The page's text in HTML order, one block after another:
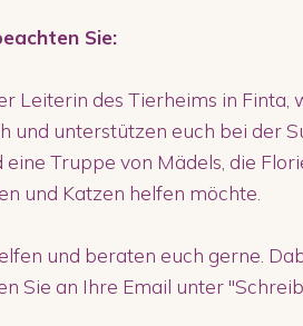
Sie:
Leiterin des Tierheims in Finta,
und unterstützen euch bei der
Truppe von Mädels, die
und Katzen helfen möchte.
und beraten euch gerne.
Sie an Ihre Email unter